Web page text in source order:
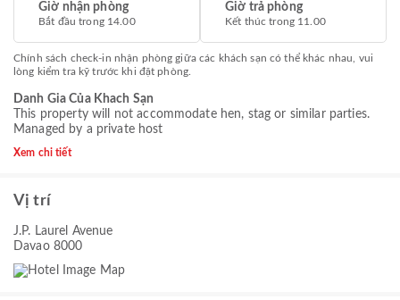
Giờ nhận phòng
Bắt đầu trong 14.00
Giờ trả phòng
Kết thúc trong 11.00
Chính sách check-in nhận phòng giữa các khách sạn có thể khác nhau, vui
lòng kiểm tra kỹ trước khi đặt phòng.
Danh Gia Của Khach Sạn
This property will not accommodate hen, stag or similar parties.
Managed by a private host
Xem chi tiết
Vị trí
J.P. Laurel Avenue
Davao 8000